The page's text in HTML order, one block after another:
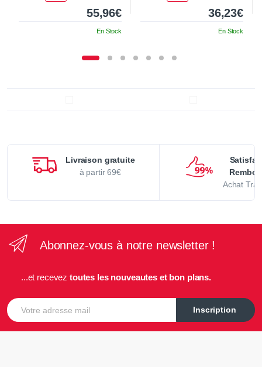
55,96€
En Stock
36,23€
En Stock
Livraison gratuite
à partir 69€
Achat
Abonnez-vous à notre newsletter !
...et recevez toutes les nouveautes et bon plans.
E-mail
Inscription